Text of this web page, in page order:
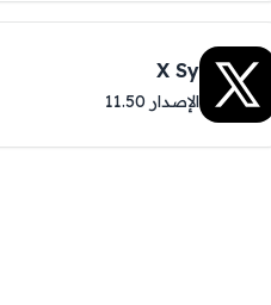
X Sy
الإصدار 11.50